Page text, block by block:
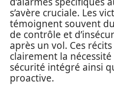
s’avère cruciale. Les
témoignent souvent
de contrôle et
après un vol. Ces
clairement la nécessité
sécurité intégré ainsi
proactive.